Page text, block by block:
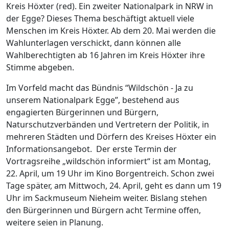
Kreis Höxter (red). Ein zweiter Nationalpark in NRW in
der Egge? Dieses Thema beschäftigt aktuell viele
Menschen im Kreis Höxter. Ab dem 20. Mai werden die
Wahlunterlagen verschickt, dann können alle
Wahlberechtigten ab 16 Jahren im Kreis Höxter ihre
Stimme abgeben.
Im Vorfeld macht das Bündnis “Wildschön - Ja zu
unserem Nationalpark Egge”, bestehend aus
engagierten Bürgerinnen und Bürgern,
Naturschutzverbänden und Vertretern der Politik, in
mehreren Städten und Dörfern des Kreises Höxter ein
Informationsangebot. Der erste Termin der
Vortragsreihe „wildschön informiert“ ist am Montag,
22. April, um 19 Uhr im Kino Borgentreich. Schon zwei
Tage später, am Mittwoch, 24. April, geht es dann um 19
Uhr im Sackmuseum Nieheim weiter. Bislang stehen
den Bürgerinnen und Bürgern acht Termine offen,
weitere seien in Planung.